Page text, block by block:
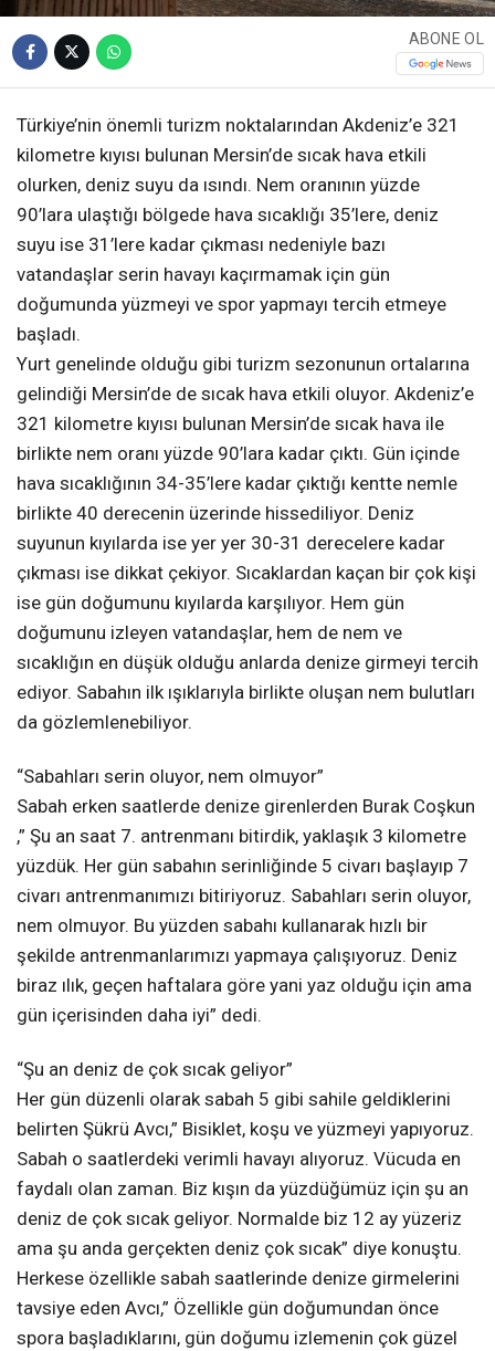
ABONE OL
Türkiye’nin önemli turizm noktalarından Akdeniz’e 321
kilometre kıyısı bulunan Mersin’de sıcak hava etkili
olurken, deniz suyu da ısındı. Nem oranının yüzde
90’lara ulaştığı bölgede hava sıcaklığı 35’lere, deniz
suyu ise 31’lere kadar çıkması nedeniyle bazı
vatandaşlar serin havayı kaçırmamak için gün
doğumunda yüzmeyi ve spor yapmayı tercih etmeye
başladı.
Yurt genelinde olduğu gibi turizm sezonunun ortalarına
gelindiği Mersin’de de sıcak hava etkili oluyor. Akdeniz’e
321 kilometre kıyısı bulunan Mersin’de sıcak hava ile
birlikte nem oranı yüzde 90’lara kadar çıktı. Gün içinde
hava sıcaklığının 34-35’lere kadar çıktığı kentte nemle
birlikte 40 derecenin üzerinde hissediliyor. Deniz
suyunun kıyılarda ise yer yer 30-31 derecelere kadar
çıkması ise dikkat çekiyor. Sıcaklardan kaçan bir çok kişi
ise gün doğumunu kıyılarda karşılıyor. Hem gün
doğumunu izleyen vatandaşlar, hem de nem ve
sıcaklığın en düşük olduğu anlarda denize girmeyi tercih
ediyor. Sabahın ilk ışıklarıyla birlikte oluşan nem bulutları
da gözlemlenebiliyor.
“Sabahları serin oluyor, nem olmuyor”
Sabah erken saatlerde denize girenlerden Burak Coşkun
,” Şu an saat 7. antrenmanı bitirdik, yaklaşık 3 kilometre
yüzdük. Her gün sabahın serinliğinde 5 civarı başlayıp 7
civarı antrenmanımızı bitiriyoruz. Sabahları serin oluyor,
nem olmuyor. Bu yüzden sabahı kullanarak hızlı bir
şekilde antrenmanlarımızı yapmaya çalışıyoruz. Deniz
biraz ılık, geçen haftalara göre yani yaz olduğu için ama
gün içerisinden daha iyi” dedi.
“Şu an deniz de çok sıcak geliyor”
Her gün düzenli olarak sabah 5 gibi sahile geldiklerini
belirten Şükrü Avcı,” Bisiklet, koşu ve yüzmeyi yapıyoruz.
Sabah o saatlerdeki verimli havayı alıyoruz. Vücuda en
faydalı olan zaman. Biz kışın da yüzdüğümüz için şu an
deniz de çok sıcak geliyor. Normalde biz 12 ay yüzeriz
ama şu anda gerçekten deniz çok sıcak” diye konuştu.
Herkese özellikle sabah saatlerinde denize girmelerini
tavsiye eden Avcı,” Özellikle gün doğumundan önce
spora başladıklarını, gün doğumu izlemenin çok güzel